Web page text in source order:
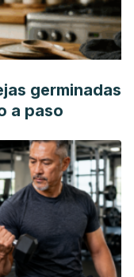
germinadas
a paso